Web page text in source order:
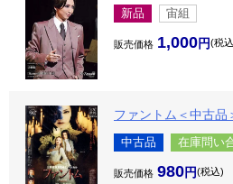
新品 宙組
販売価格 1,000 税込
ファントム＜中古品
中古品 在庫問い
販売価格 980 税込